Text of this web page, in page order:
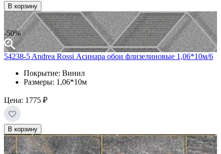
В корзину
-50%
54238-5 Andrea Rossi Асинара обои флизелиновые 1,06*10м/6
Покрытие: Винил
Размеры: 1,06*10м
Цена: 1775 ₽
В корзину